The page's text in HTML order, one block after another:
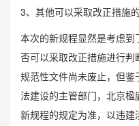
3、其他可以采取改正措施的
本次的新规程显然是考虑
否可以采取改正措施进行
规范性文件尚未废止，但
法建设的主管部门，北京
新规程的规定为准，以违